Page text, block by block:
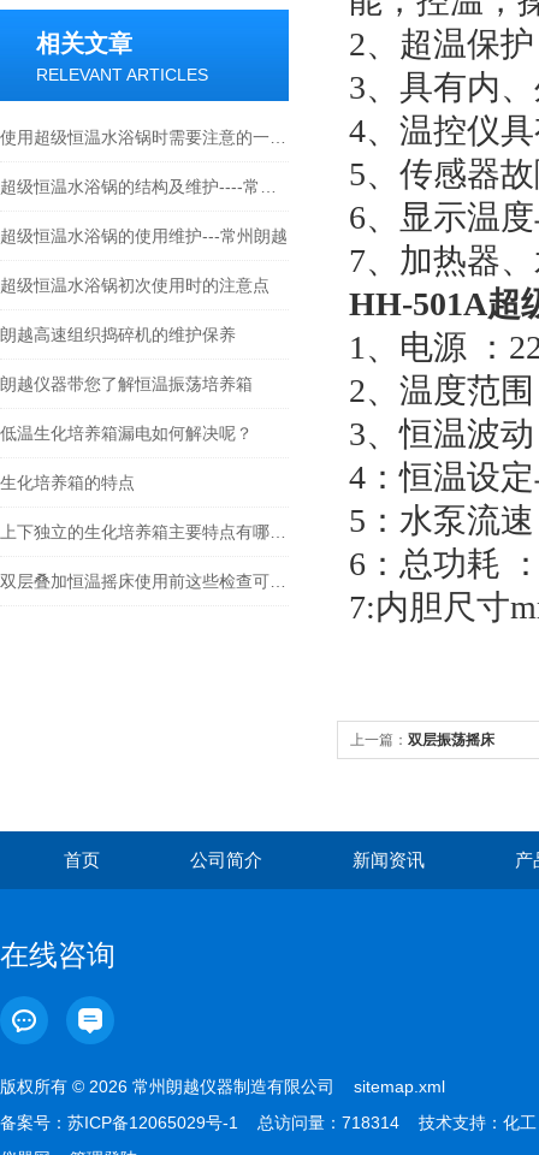
相关文章
RELEVANT ARTICLES
超级恒温水浴锅的使用维护---常州朗越
超级恒温水浴锅初次使用时的注意点
朗越高速组织捣碎机的维护保养
朗越仪器带您了解恒温振荡培养箱
低温生化培养箱漏电如何解决呢？
生化培养箱的特点
2、超温保
3、具有内
4、温控仪
5、传感器
6、显示温
7、加热器
HH-501A超
1、电源 ：
2、温度范
3、恒温波
4：恒温设
5：水泵流
6：总功耗
7:内胆尺寸
上一篇： 双层振荡摇床
首页 公司简介 新闻资讯 产
在线咨询
版权所有 © 2026 常州朗越仪器制造有限公司 sitemap.xml
备案号： 苏ICP备12065029号-1 总访问量：718314 技术支持： 化工